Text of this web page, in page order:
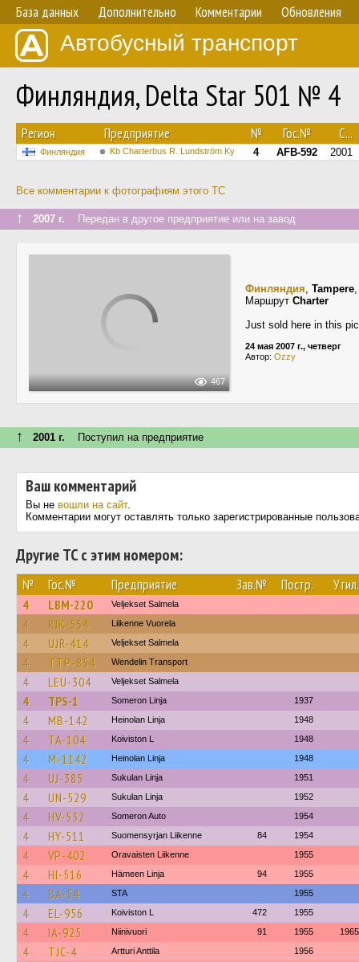
База данных Дополнительно Комментарии Обновления
Автобусный транспорт
Финляндия, Delta Star 501 № 4
Регион Предприятие № Гос.№ С...
Финляндия Kb Charterbus R. Lundström Ky 4 AFB-592 2001
Все комментарии к фотографиям этого ТС
↑ 2007 г. Передан в другое предприятие или на завод
467
Финляндия, Tampere
Маршрут Charter
Just sold here in this
24 мая 2007 г., четверг
Автор: Ozzy
↑ 2001 г. Поступил на предприятие
Ваш комментарий
Вы не вошли на сайт.
Комментарии могут оставлять только зарегистрированные
Другие ТС с этим номером:
№ Гос.№ Предприятие Зав.№ Постр. Утил.
4 LBM-220 Veljekset Salmela
4 RJK-554 Liikenne Vuorela
4 UJR-414 Veljekset Salmela
4 TTP-854 Wendelin Transport
4 LEU-304 Veljekset Salmela
4 TPS-1 Someron Linja 1937
4 MB-142 Heinolan Linja 1948
4 TA-104 Koiviston L 1948
4 M-1142 Heinolan Linja 1948
4 UJ-385 Sukulan Linja 1951
4 UN-529 Sukulan Linja 1952
4 HV-532 Someron Auto 1954
4 HY-511 Suomensyrjan Liikenne 84 1954
4 VP-402 Oravaisten Liikenne 1955
4 HI-516 Hämeen Linja 94 1955
4 BA-54 STA 1955
4 EL-956 Koiviston L 472 1955
4 IA-925 Niinivuori 91 1955 1965
4 TJC-4 Artturi Anttila 1956